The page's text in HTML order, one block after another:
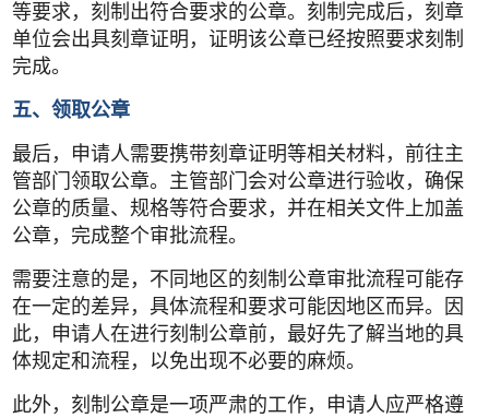
等要求，刻制出符合要求的公章。刻制完成后，刻章
单位会出具刻章证明，证明该公章已经按照要求刻制
完成。
五、领取公章
最后，申请人需要携带刻章证明等相关材料，前往主
管部门领取公章。主管部门会对公章进行验收，确保
公章的质量、规格等符合要求，并在相关文件上加盖
公章，完成整个审批流程。
需要注意的是，不同地区的刻制公章审批流程可能存
在一定的差异，具体流程和要求可能因地区而异。因
此，申请人在进行刻制公章前，最好先了解当地的具
体规定和流程，以免出现不必要的麻烦。
此外，刻制公章是一项严肃的工作，申请人应严格遵